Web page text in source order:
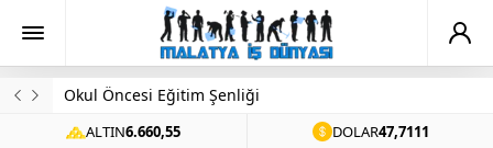
Okul Öncesi Eğitim Şenliği
ALTIN6.660,55 DOLAR47,7111